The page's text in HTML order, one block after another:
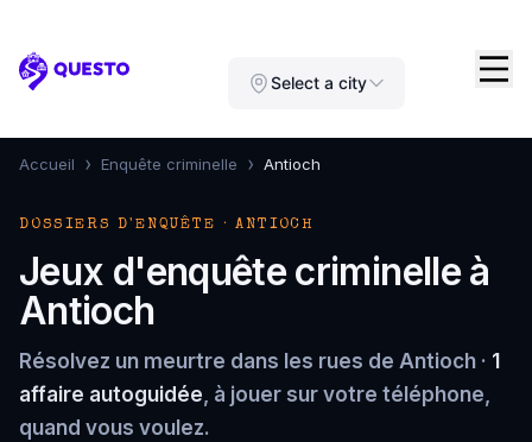
Questo Select a city
Accueil › Enquête criminelle › Antioch
DOSSIERS D'ENQUÊTE · ANTIOCH
Jeux d'enquête criminelle à
Antioch
Résolvez un meurtre dans les rues de Antioch · 1
affaire autoguidée, à jouer sur votre téléphone,
quand vous voulez.